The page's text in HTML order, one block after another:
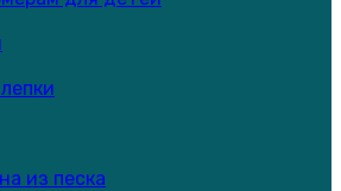
из песка